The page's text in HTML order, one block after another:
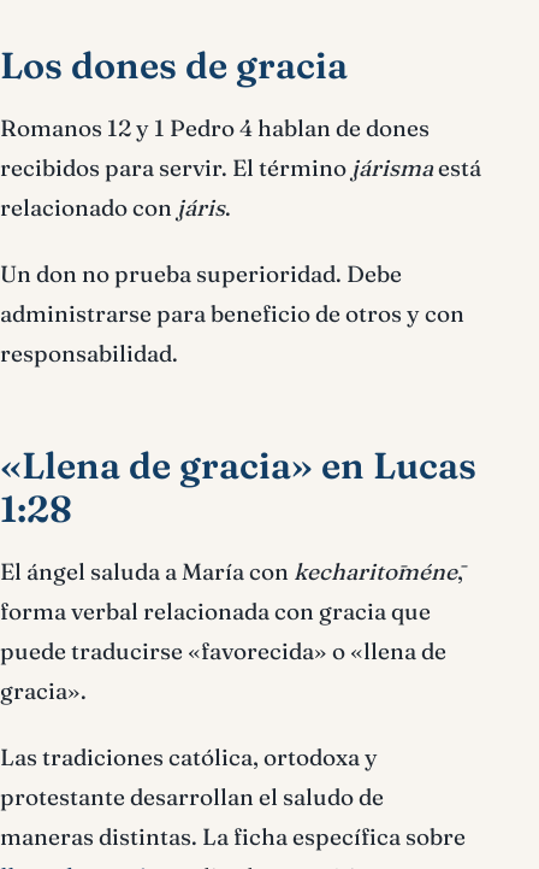
Los dones de gracia
Romanos 12 y 1 Pedro 4 hablan de dones
recibidos para servir. El término járismaestá
relacionado con járis.
Un don no prueba superioridad. Debe
administrarse para beneficio de otros y con
responsabilidad.
«Llena de gracia» en Lucas
1:28
El ángel saluda a María con kecharitōménē,
forma verbal relacionada con gracia que
puede traducirse «favorecida» o «llena de
gracia».
Las tradiciones católica, ortodoxa y
protestante desarrollan el saludo de
maneras distintas. La ficha específica sobre